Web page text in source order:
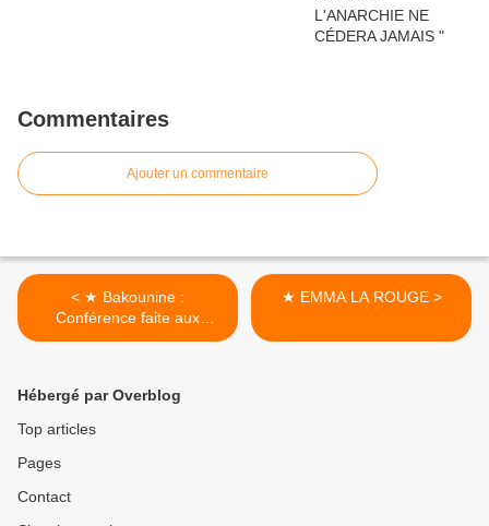
Commentaires
Ajouter un commentaire
< ★ Bakounine :
Conférence faite aux
ouvriers du Val de Saint-
★ EMMA LA ROUGE >
Hébergé par Overblog
Top articles
Pages
Contact